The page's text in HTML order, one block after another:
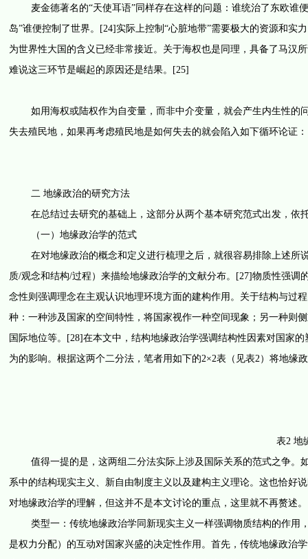
麦金德著名的“天使耳语”同样存在这样的问题：谁统治了东欧谁便
岛”谁便控制了世界。[24]实际上控制“心脏地带”需要极大的资源和实
为世界性大国的含义已经非常接近。关于海权也是同理，具备了马汉
难说这三环节是崛起的原因还是结果。[25]
如用海权或陆权作为自变量，而非中介变量，就会产生内生性的
失去殖民地，如果再考虑殖民地是如何失去的就会陷入如下循环论
二 地缘政治的研究方法
在总结过去研究的基础上，这部分从两个基本研究范式出发，依
（一）地缘政治学的范式
在对地缘政治的概念和定义进行梳理之后，就很容易排除上述所
质/观念和结构/过程）来描绘地缘政治学的文献分布。[27]物质性强
念性则强调理念在主观认识地理环境方面的建构作用。关于结构与过
种：一种涉及国家的空间特性，将国家视作一种空间现象；另一种则
国际地位等。[28]在本文中，结构地缘政治学强调结构性因素对国家
为的影响。根据这两个二分法，笔者用如下的2×2表（见表2）将地缘
表2 地
值得一提的是，这两组二分法实际上涉及国际关系的范式之争。
系中的结构现实主义、新自由制度主义以及建构主义理论。这也恰好
对地缘政治学的理解，但这并不是本文讨论的重点，这里就不再赘述。
类型一：传统地缘政治学同新现实主义一样强调物质结构的作用
是权力分配）的互动对国家兴盛的决定性作用。首先，传统地缘政治